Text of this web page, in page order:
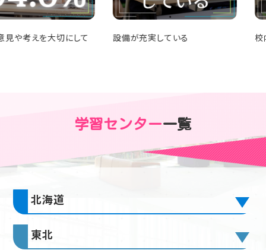
大切にして 設備が充実している 校内は清潔
学習センター一覧
北海道
東北